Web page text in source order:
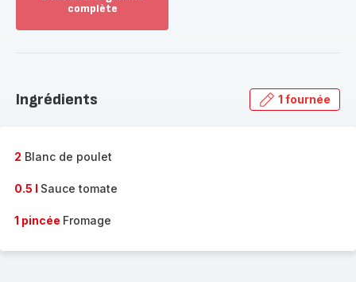
complète
gamme
Ingrédients 1 fournée
2 Blanc de poulet
0.5 l Sauce tomate
1 pincée Fromage